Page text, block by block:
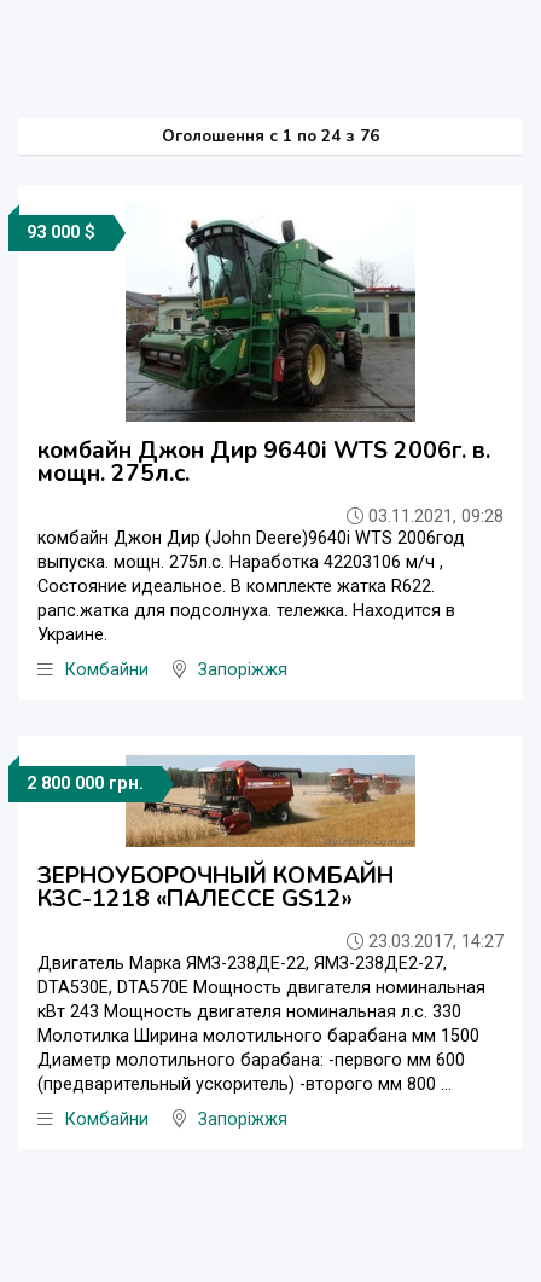
Оголошення c 1 по 24 з 76
93 000 $
комбайн Джон Дир 9640i WTS 2006г. в.
мощн. 275л.с.
03.11.2021, 09:28
комбайн Джон Дир (John Deere)9640i WTS 2006год
выпуска. мощн. 275л.с. Наработка 42203106 м/ч ,
Состояние идеальное. В комплекте жатка R622.
рапс.жатка для подсолнуха. тележка. Находится в
Украине.
Комбайни
Запоріжжя
2 800 000 грн.
ЗЕРНОУБОРОЧНЫЙ КОМБАЙН
КЗС-1218 «ПАЛЕССЕ GS12»
23.03.2017, 14:27
Двигатель Марка ЯМЗ-238ДЕ-22, ЯМЗ-238ДЕ2-27,
DTA530E, DTA570E Мощность двигателя номинальная
кВт 243 Мощность двигателя номинальная л.с. 330
Молотилка Ширина молотильного барабана мм 1500
Диаметр молотильного барабана: -первого мм 600
(предварительный ускоритель) -второго мм 800 ...
Комбайни
Запоріжжя